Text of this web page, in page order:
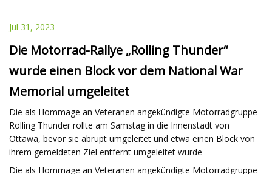
Jul 31, 2023
Die Motorrad-Rallye „Rolling Thunder“
wurde einen Block vor dem National War
Memorial umgeleitet
Die als Hommage an Veteranen angekündigte Motorradgruppe
Rolling Thunder rollte am Samstag in die Innenstadt von
Ottawa, bevor sie abrupt umgeleitet und etwa einen Block von
ihrem gemeldeten Ziel entfernt umgeleitet wurde
Die als Hommage an Veteranen angekündigte Motorradgruppe